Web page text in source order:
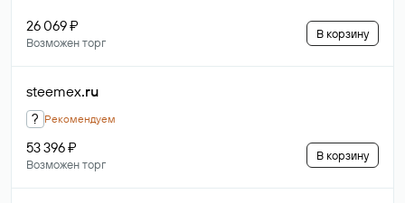
26 069 ₽
Возможен торг
В корзину
steemex.ru
? Рекомендуем
53 396 ₽
Возможен торг
В корзину